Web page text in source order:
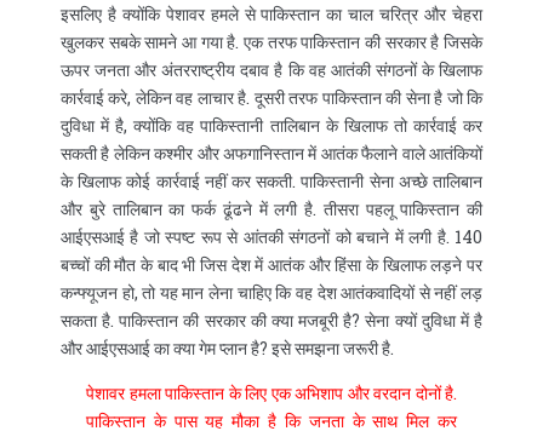
इसलिए है क्योंकि पेशावर हमले से पाकिस्तान का चाल चरित्र और चेहरा
खुलकर सबके सामने आ गया है. एक तरफ पाकिस्तान की सरकार है जिसके
ऊपर जनता और अंतरराष्ट्रीय दबाव है कि वह आतंकी संगठनों के खिलाफ
कार्रवाई करे, लेकिन वह लाचार है. दूसरी तरफ पाकिस्तान की सेना है जो कि
दुविधा में है, क्योंकि वह पाकिस्तानी तालिबान के खिलाफ तो कार्रवाई कर
सकती है लेकिन कश्मीर और अफगानिस्तान में आतंक फैलाने वाले आतंकियों
के खिलाफ कोई कार्रवाई नहीं कर सकती. पाकिस्तानी सेना अच्छे तालिबान
और बुरे तालिबान का फर्क ढूंढने में लगी है. तीसरा पहलू पाकिस्तान की
आईएसआई है जो स्पष्ट रूप से आंतकी संगठनों को बचाने में लगी है. 140
बच्चों की मौत के बाद भी जिस देश में आतंक और हिंसा के खिलाफ लड़ने पर
कन्फ्यूजन हो, तो यह मान लेना चाहिए कि वह देश आतंकवादियों से नहीं लड़
सकता है. पाकिस्तान की सरकार की क्या मजबूरी है? सेना क्यों दुविधा में है
और आईएसआई का क्या गेम प्लान है? इसे समझना जरूरी है.
पेशावर हमला पाकिस्तान के लिए एक अभिशाप और वरदान दोनों है.
पाकिस्तान के पास यह मौका है कि जनता के साथ मिल कर